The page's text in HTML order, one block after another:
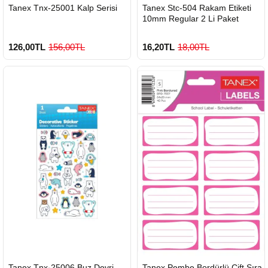
GÖNDERİ
Tanex Tnx-25001 Kalp Serisi
126,00TL 156,00TL
GÖNDERİ
Tanex Stc-504 Rakam Etiketi
10mm Regular 2 Li Paket
16,20TL 18,00TL